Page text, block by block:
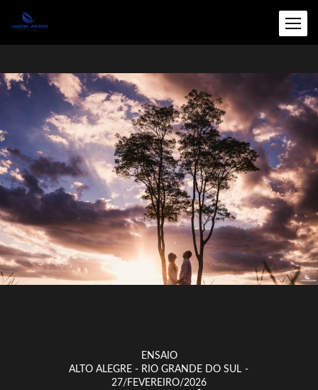
ENSAIO
ALTO ALEGRE - RIO GRANDE DO SUL
27/FEVEREIRO/2026